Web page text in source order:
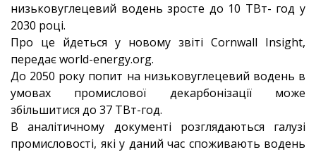
низьковуглецевий водень зросте до 10 ТВт- год у
2030 році.
Про це йдеться у новому звіті Cornwall Insight,
передає world-energy.org.
До 2050 року попит на низьковуглецевий водень в
умовах промислової декарбонізації може
збільшитися до 37 ТВт-год.
В аналітичному документі розглядаються галузі
промисловості, які у даний час споживають водень